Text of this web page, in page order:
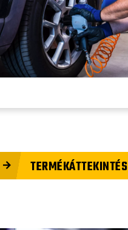
TERMÉKÁTTEKINTÉS